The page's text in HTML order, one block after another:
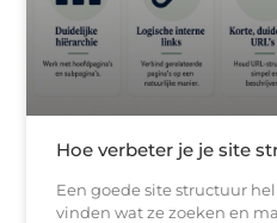
Hoe verbeter je je site
Een goede site structuur
vinden wat ze zoeken en